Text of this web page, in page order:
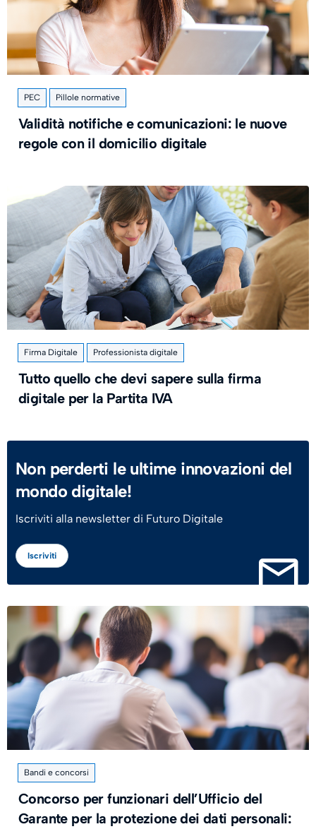
PEC Pillole normative
Validità notifiche e comunicazioni: le nuove
regole con il domicilio digitale
Firma Digitale Professionista digitale
Tutto quello che devi sapere sulla firma
digitale per la Partita IVA
Non perderti le ultime innovazioni del
mondo digitale!
Iscriviti alla newsletter di Futuro Digitale
Iscriviti
Bandi e concorsi
Concorso per funzionari dell’Ufficio del
Garante per la protezione dei dati personali: